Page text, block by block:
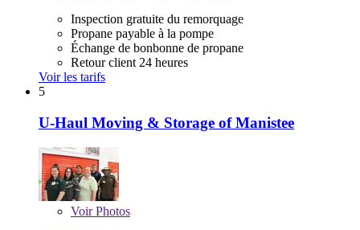
Inspection gratuite du remorquage
Propane payable à la pompe
Échange de bonbonne de propane
Retour client 24 heures
Voir les tarifs
5
U-Haul Moving & Storage of Manistee
VoirPhotos